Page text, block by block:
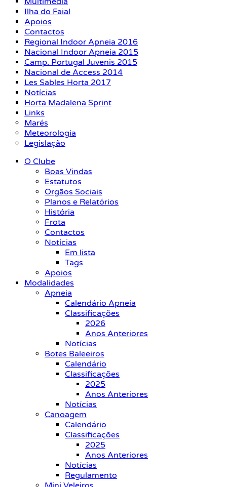
Ilha do Faial
Apoios
Contactos
Regional Indoor Apneia 2016
Nacional Indoor Apneia 2015
Camp. Portugal Juvenis 2015
Nacional de Access 2014
Les Sables Horta 2017
Notícias
Horta Madalena Sprint
Links
Marés
Meteorologia
Legislação
O Clube
Boas Vindas
Estatutos
Orgãos Sociais
Planos e Relatórios
História
Frota
Contactos
Notícias
Em lista
Tags
Apoios
Modalidades
Apneia
Calendário Apneia
Classificações
2026
Anos Anteriores
Notícias
Botes Baleeiros
Calendário
Classificações
2025
Anos Anteriores
Notícias
Canoagem
Calendário
Classificações
2025
Anos Anteriores
Notícias
Regulamento